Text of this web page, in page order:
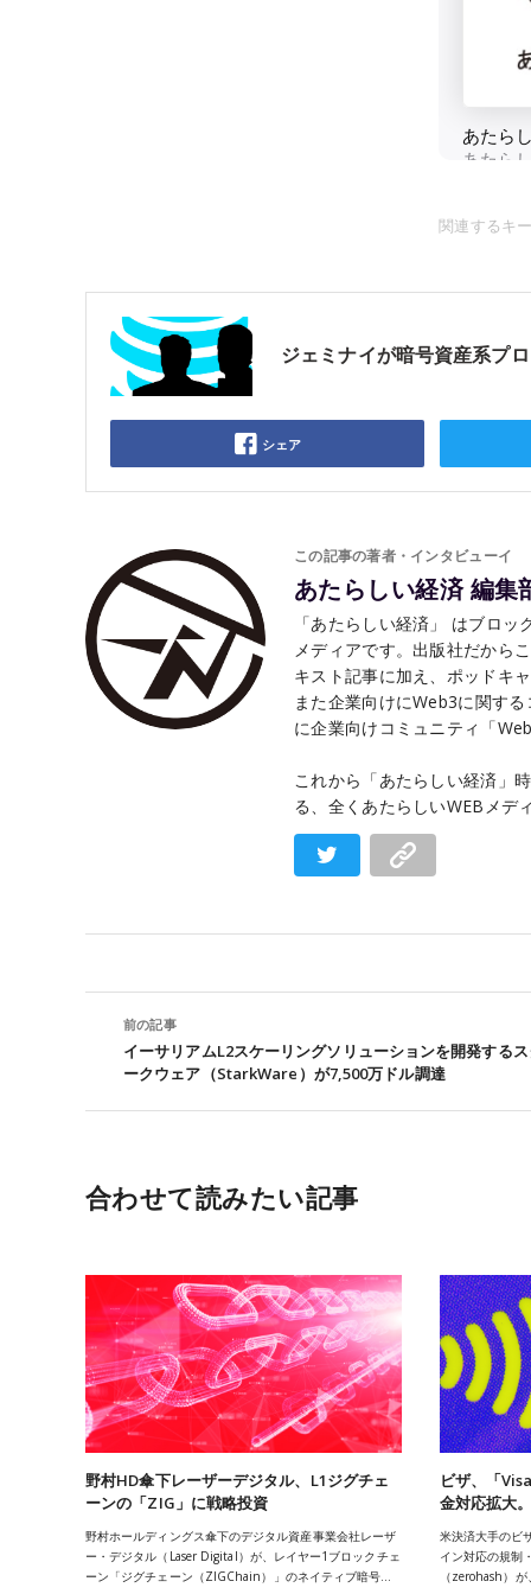
関連するキ
ジェミナイが暗号資産系プ
シェア
この記事の著者・インタビューイ
あたらしい経済 編集
「あたらしい経済」 はブロ
メディアです。出版社だから
キスト記事に加え、ポッドキ
また企業向けにWeb3に関す
に企業向けコミュニティ「
これから「あたらしい経済」
る、全くあたらしいWEBメデ
前の記事
イーサリアムL2スケーリングソリューションを開発する
ークウェア（StarkWare）が7,500万ドル調達
合わせて読みたい記事
野村HD傘下レーザーデジタル、L1ジグチェ
ーンの「ZIG」に戦略投資
野村ホールディングス傘下のデジタル資産事業会社レーザ
ー・デジタル（Laser Digital）が、レイヤー1ブロックチェ
ーン「ジグチェーン（ZIGChain）」のネイティブ暗号…
ビザ、「
金対応拡大
米決済大手のビ
イン対応の規制
（zerohash）